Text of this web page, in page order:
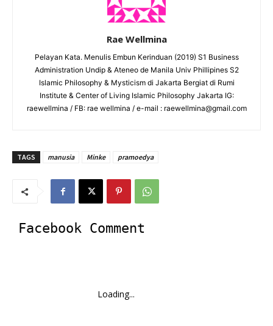
Rae Wellmina
Pelayan Kata. Menulis Embun Kerinduan (2019) S1 Business
Administration Undip & Ateneo de Manila Univ Phillipines S2
Islamic Philosophy & Mysticism di Jakarta Bergiat di Rumi
Institute & Center of Living Islamic Philosophy Jakarta IG:
raewellmina / FB: rae wellmina / e-mail : raewellmina@gmail.com
TAGS manusia Minke pramoedya
Facebook Comment
Loading...